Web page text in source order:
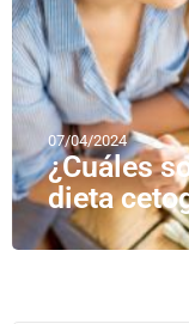
07/04/2024
¿Cuáles
dieta